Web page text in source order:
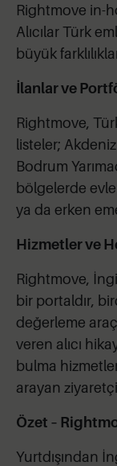
Rightmove in-
Alıcılar Türk
büyük
İlanlar ve
Rightmove,
listeler;
Bodrum
bölgelerde
ya da erken
Hizmetler ve
Rightmove,
bir portaldır,
değerleme
veren alıcı
bulma
arayan
Özet –
Yurtdışından